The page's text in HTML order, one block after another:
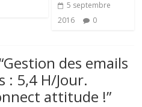
5 septembre
2016
0
Gestion des emails
: 5,4 H/Jour.
attitude !”